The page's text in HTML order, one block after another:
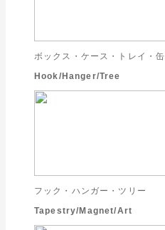
ボックス・ケース・トレイ・缶
Hook/Hanger/Tree
フック・ハンガー・ツリー
Tapestry/Magnet/Art